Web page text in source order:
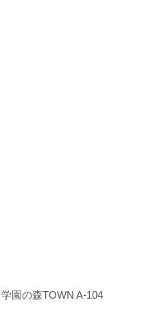
園の森TOWN A-104